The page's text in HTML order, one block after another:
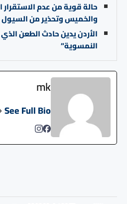
حالة قوية من عدم الاستقرار
والخميس وتحذير من السيول
الأردن يدين حادث الطعن
النمسوية”
mk
See Full Bio